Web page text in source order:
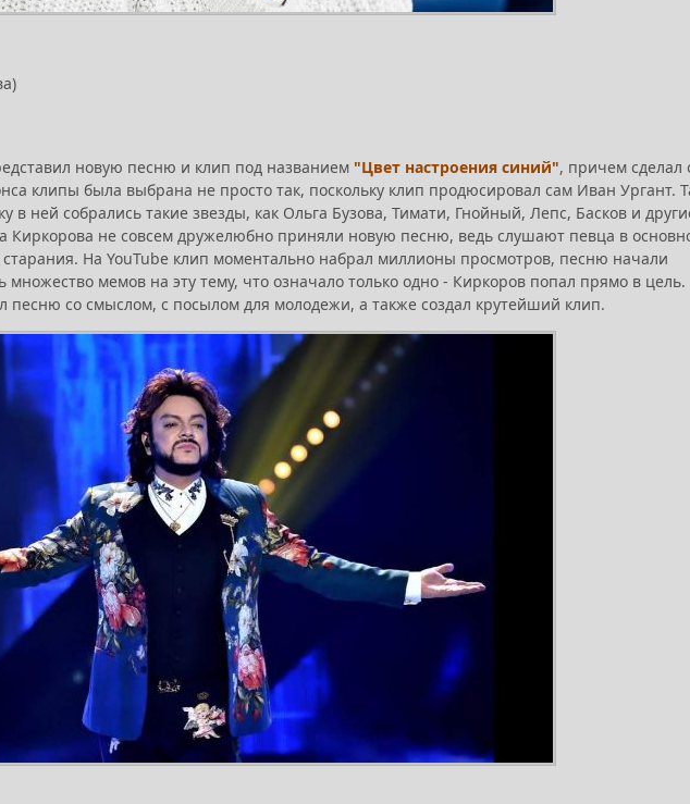
новую песню и клип под названием "Цвет настроения синий", причем сделал
клипы была выбрана не просто так, поскольку клип продюсировал сам Иван Ургант.
в ней собрались такие звезды, как Ольга Бузова, Тимати, Гнойный, Лепс, Басков и
Киркорова не совсем дружелюбно приняли новую песню, ведь слушают певца в
На YouTube клип моментально набрал миллионы просмотров, песню начали
мемов на эту тему, что означало только одно - Киркоров попал прямо в цель.
песню со смыслом, с посылом для молодежи, а также создал крутейший клип.